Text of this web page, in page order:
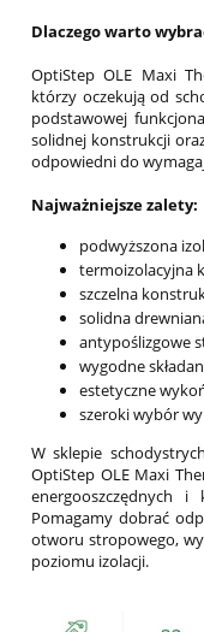
Dlaczego warto
OptiStep OLE Maxi
którzy oczekują od
podstawowej
solidnej konstrukcji
odpowiedni do
Najważniejsze zalety:
podwyższona
termoizolacyjna
szczelna
solidna
antypoślizgowe
wygodne
estetyczne
szeroki wybór
W sklepie
OptiStep OLE Maxi
energooszczędnych
Pomagamy dobrać
otworu stropowego,
poziomu izolacji.